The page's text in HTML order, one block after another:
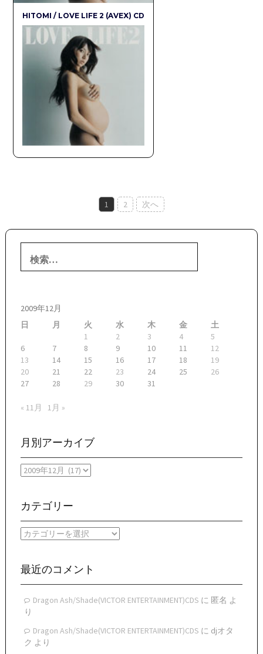
HITOMI / LOVE LIFE 2 (AVEX) CD
稿
ナ
ー
シ
ョ
ン
1 2 次へ
索:
2009年12月
日
月 火 水 木 金
土
1
2 3 4
5
6
7 8 9 10 11
12
13
14 15 16 17 18
19
20
21 22 23 24 25
26
27
28 29 30 31
« 11月 1月 »
月別アーカイブ
月
ー
イ
ブ
カテゴリー
カ
リ
最近のコメント
Dragon Ash/Shade(VICTOR ENTERTAINMENT)CDS に 匿名 よ
り
Dragon Ash/Shade(VICTOR ENTERTAINMENT)CDS に djオタ
ク より